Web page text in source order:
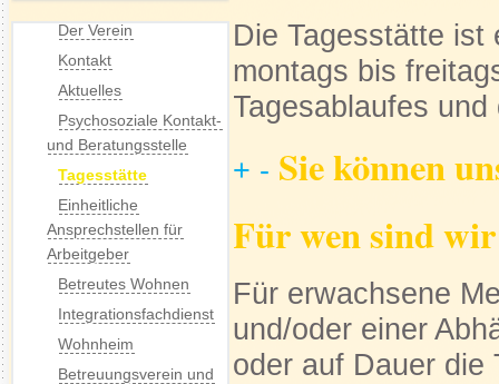
Die Tagesstätte ist
montags bis
Tagesablaufes
+ - Sie können
Für wen sind
Für erwachsene
und/oder einer
oder auf Dauer die
Der Verein
Kontakt
Aktuelles
Psychosoziale Kontakt-
und Beratungsstelle
Tagesstätte
Einheitliche
Ansprechstellen für
Arbeitgeber
Betreutes Wohnen
Integrationsfachdienst
Wohnheim
Betreuungsverein und